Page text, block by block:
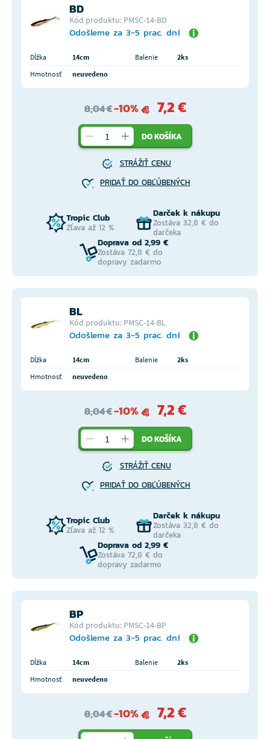
BD
Kód produktu: PMSC-14-BD
Odošleme za 3-5 prac. dní
Dĺžka 14cm Balenie
2ks
Hmotnosť
neuvedeno
8,04 €-10% 7,2 €
DO KOŠÍKA
STRÁŽIŤ CENU
PRIDAŤ DO OBĽÚBENÝCH
Tropic Club
Zľava až 12 %
Darček k nákupu
Zostáva 32,8 € do
darčeka
Doprava od 2,99 €
Zostáva 72,8 € do
dopravy zadarmo
BL
Kód produktu: PMSC-14-BL
Odošleme za 3-5 prac. dní
Dĺžka 14cm Balenie
2ks
Hmotnosť
neuvedeno
8,04 €-10% 7,2 €
DO KOŠÍKA
STRÁŽIŤ CENU
PRIDAŤ DO OBĽÚBENÝCH
Tropic Club
Zľava až 12 %
Darček k nákupu
Zostáva 32,8 € do
darčeka
Doprava od 2,99 €
Zostáva 72,8 € do
dopravy zadarmo
BP
Kód produktu: PMSC-14-BP
Odošleme za 3-5 prac. dní
Dĺžka 14cm Balenie
2ks
Hmotnosť
neuvedeno
8,04 €-10% 7,2 €